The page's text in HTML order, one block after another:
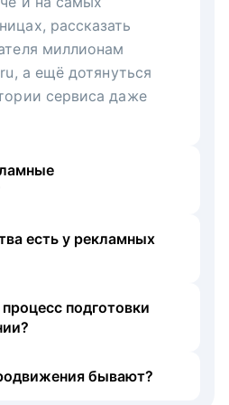
рассказать
миллионам
а ещё дотянуться
сервиса даже
есть у рекламных
подготовки
бывают?